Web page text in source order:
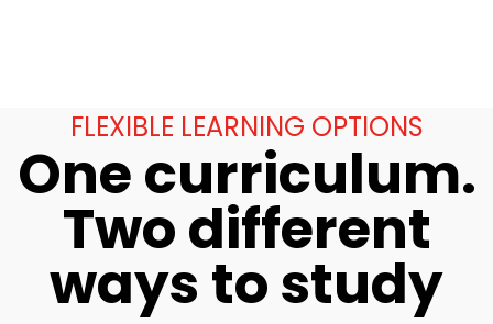
FLEXIBLE LEARNING OPTIONS
One curriculum.
Two different
ways to study